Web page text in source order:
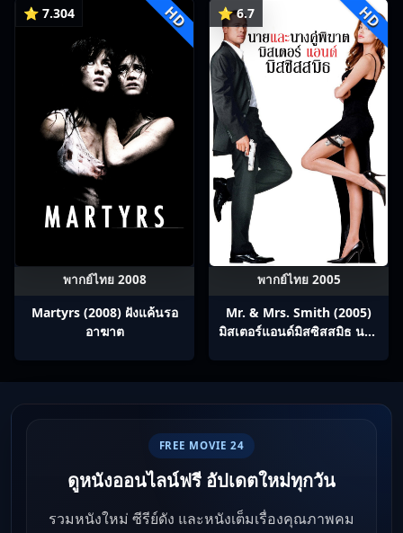
⭐ 7.304 HD
พากย์ไทย 2008
Martyrs (2008) ฝังแค้นรอ
อาฆาต
⭐ 6.7 HD
พากย์ไทย 2005
Mr. & Mrs. Smith (2005)
มิสเตอร์แอนด์มิสซิสสมิธ นาย
FREE MOVIE 24
ดูหนังออนไลน์ฟรี อัปเดตใหม่ทุกวัน
รวมหนังใหม่ ซีรีย์ดัง และหนังเต็มเรื่องคุณภาพคม